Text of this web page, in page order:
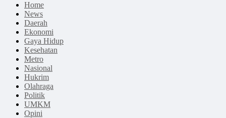
Home
News
Daerah
Ekonomi
Gaya Hidup
Kesehatan
Metro
Nasional
Hukrim
Olahraga
Politik
UMKM
Opini